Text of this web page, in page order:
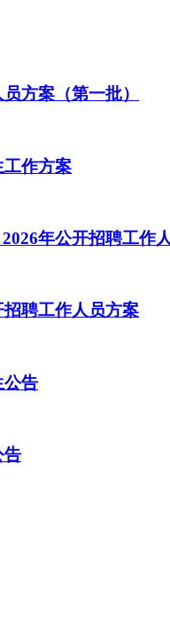
方案（第一批）
工作方案
年公开招聘工作
聘工作人员方案
公告
告